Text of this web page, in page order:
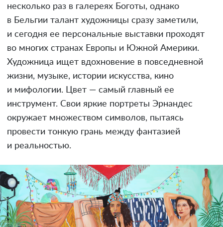
несколько раз в галереях Боготы, однако
в Бельгии талант художницы сразу заметили,
и сегодня ее персональные выставки проходят
во многих странах Европы и Южной Америки.
Художница ищет вдохновение в повседневной
жизни, музыке, истории искусства, кино
и мифологии. Цвет — самый главный ее
инструмент. Свои яркие портреты Эрнандес
окружает множеством символов, пытаясь
провести тонкую грань между фантазией
и реальностью.